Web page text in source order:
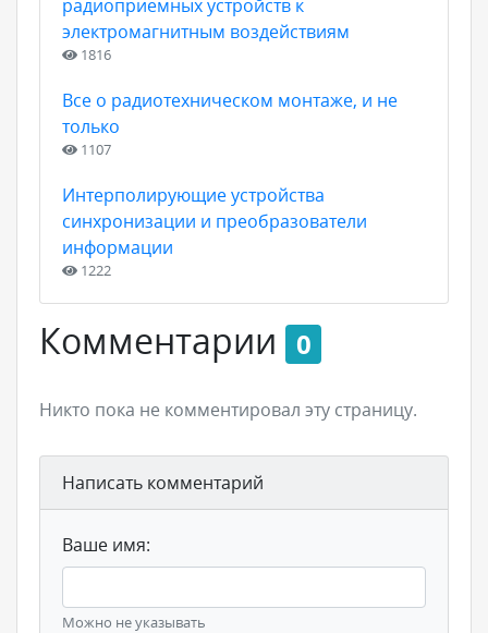
радиоприемных устройств к
электромагнитным воздействиям
1816
Все о радиотехническом монтаже, и не
только
1107
Интерполирующие устройства
синхронизации и преобразователи
информации
1222
Комментарии 0
Никто пока не комментировал эту страницу.
Написать комментарий
Ваше имя:
Можно не указывать